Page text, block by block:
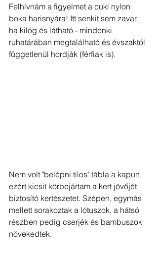
Felhívnám a figyelmet a cuki nylon
boka harisnyára! Itt senkit sem zavar,
ha kilóg és látható - mindenki
ruhatárában megtalálható és évszaktól
függetlenül hordják (férfiak is).
Nem volt "belépni tilos" tábla a kapun,
ezért kicsit körbejártam a kert jövőjét
biztosító kertészetet. Szépen, egymás
mellett sorakoztak a lótuszok, a hátsó
részben pedig cserjék és bambuszok
növekedtek.